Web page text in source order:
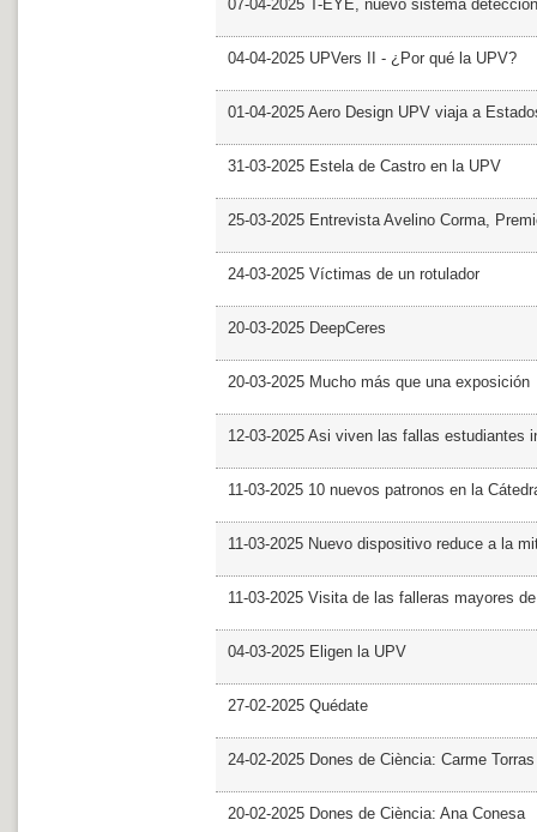
07-04-2025 T-EYE, nuevo sistema
04-04-2025 UPVers II - ¿Por qué la UPV?
01-04-2025 Aero Design UPV viaja a
31-03-2025 Estela de Castro en la UPV
25-03-2025 Entrevista Avelino Corma,
24-03-2025 Víctimas de un rotulador
20-03-2025 DeepCeres
20-03-2025 Mucho más que una exposición
12-03-2025 Asi viven las fallas estudiantes
11-03-2025 10 nuevos patronos en la
11-03-2025 Nuevo dispositivo reduce a la
11-03-2025 Visita de las falleras mayores
04-03-2025 Eligen la UPV
27-02-2025 Quédate
24-02-2025 Dones de Ciència: Carme Torras
20-02-2025 Dones de Ciència: Ana Conesa